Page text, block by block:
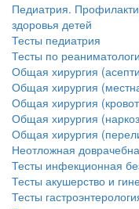
Педиатрия.
здоровья детей
Тесты педиатрия
Тесты по
Общая хирургия
Общая хирургия
Общая хирургия
Общая хирургия
Общая хирургия
Неотложная
Тесты инфекционная
Тесты акушерство и
Тесты